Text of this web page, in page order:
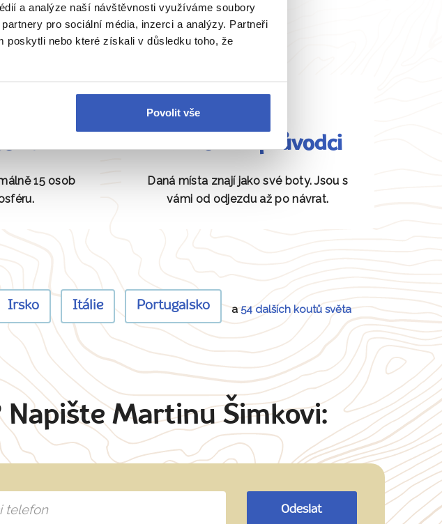
a analýze naší návštěvnosti využíváme soubory
pro sociální média, inzerci a analýzy. Partneři
poskytli nebo které získali v důsledku toho, že
Povolit vše
hranice
15 osob
Fundovaní průvodci
Daná místa znají jako své boty. Jsou s
vámi od odjezdu až po návrat.
Irsko Itálie Portugalsko a54 dalších koutů světa
Martinu Šimkovi:
Odeslat